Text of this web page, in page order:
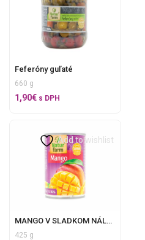
Feferóny guľaté
660 g
1,90€ s DPH
Add to wishlist
MANGO V SLADKOM NÁLEVE
425 g